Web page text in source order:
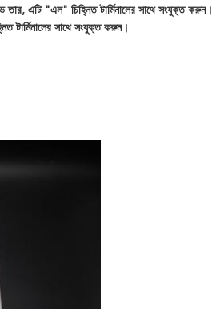
তার, এটি "এল" চিহ্নিত টার্মিনালের সাথে সংযুক্ত করুন।
টার্মিনালের সাথে সংযুক্ত করুন।